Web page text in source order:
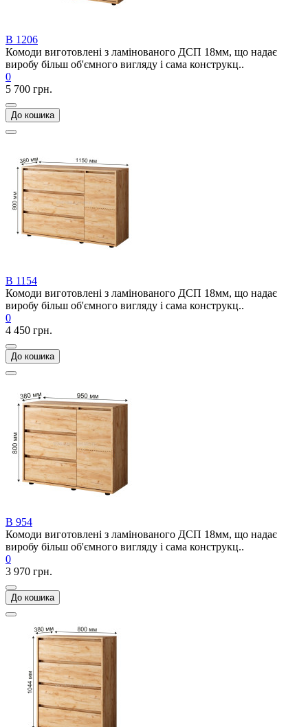
В 1206
Комоди виготовлені з ламінованого ДСП 18мм, що надає
виробу більш об'ємного вигляду і сама конструкц..
0
5 700 грн.
До кошика
В 1154
Комоди виготовлені з ламінованого ДСП 18мм, що надає
виробу більш об'ємного вигляду і сама конструкц..
0
4 450 грн.
До кошика
В 954
Комоди виготовлені з ламінованого ДСП 18мм, що надає
виробу більш об'ємного вигляду і сама конструкц..
0
3 970 грн.
До кошика